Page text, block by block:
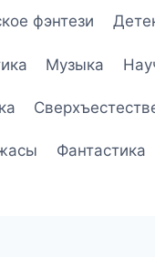
фэнтези
Музыка
Фантастика